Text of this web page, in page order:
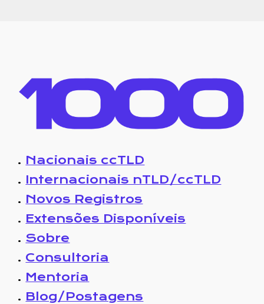
. Nacionais ccTLD
. Internacionais nTLD/ccTLD
. Novos Registros
. Extensões Disponíveis
. Sobre
. Consultoria
. Mentoria
. Blog/Postagens